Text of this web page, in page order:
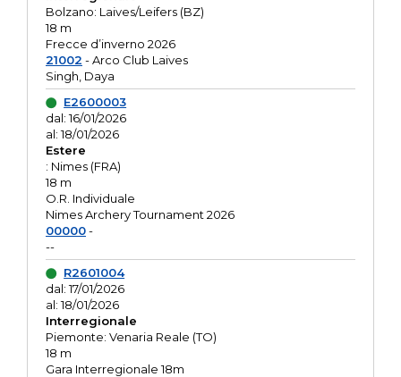
Bolzano: Laives/Leifers (BZ)
18 m
Frecce d’inverno 2026
21002 - Arco Club Laives
Singh, Daya
E2600003
dal: 16/01/2026
al: 18/01/2026
Estere
: Nimes (FRA)
18 m
O.R. Individuale
Nimes Archery Tournament 2026
00000-
--
R2601004
dal: 17/01/2026
al: 18/01/2026
Interregionale
Piemonte: Venaria Reale (TO)
18 m
Gara Interregionale 18m